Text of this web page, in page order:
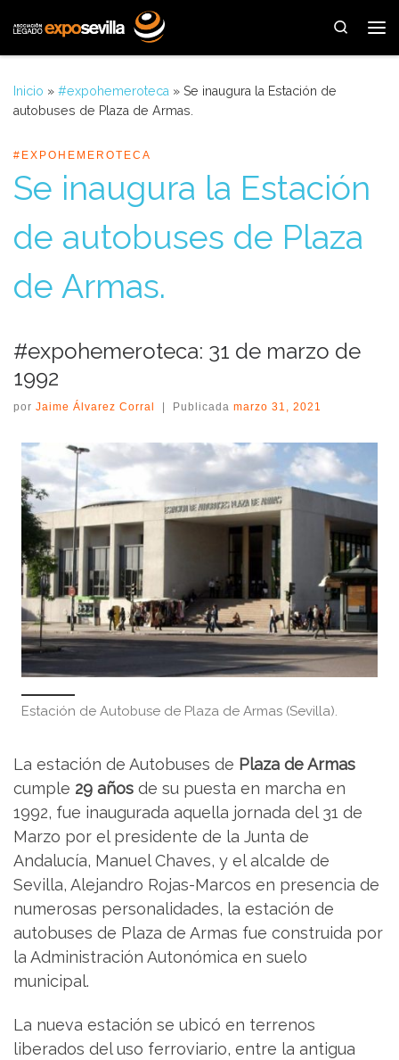
Saltar al contenido
Search
Inicio » #expohemeroteca » Se inaugura la Estación de
autobuses de Plaza de Armas.
#EXPOHEMEROTECA
Se inaugura la Estación
de autobuses de Plaza
de Armas.
#expohemeroteca: 31 de marzo de
1992
por Jaime Álvarez Corral Publicada marzo 31, 2021
Estación de Autobuse de Plaza de Armas (Sevilla).
La estación de Autobuses de Plaza de Armas
cumple 29 años de su puesta en marcha en
1992, fue inaugurada aquella jornada del 31 de
Marzo por el presidente de la Junta de
Andalucía, Manuel Chaves, y el alcalde de
Sevilla, Alejandro Rojas-Marcos en presencia de
numerosas personalidades, la estación de
autobuses de Plaza de Armas fue construida por
la Administración Autonómica en suelo
municipal.
La nueva estación se ubicó en terrenos
liberados del uso ferroviario, entre la antigua